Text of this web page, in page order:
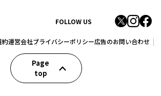
FOLLOW US
約運営会社プライバシーポリシー広告のお問い合わせ
Page
top